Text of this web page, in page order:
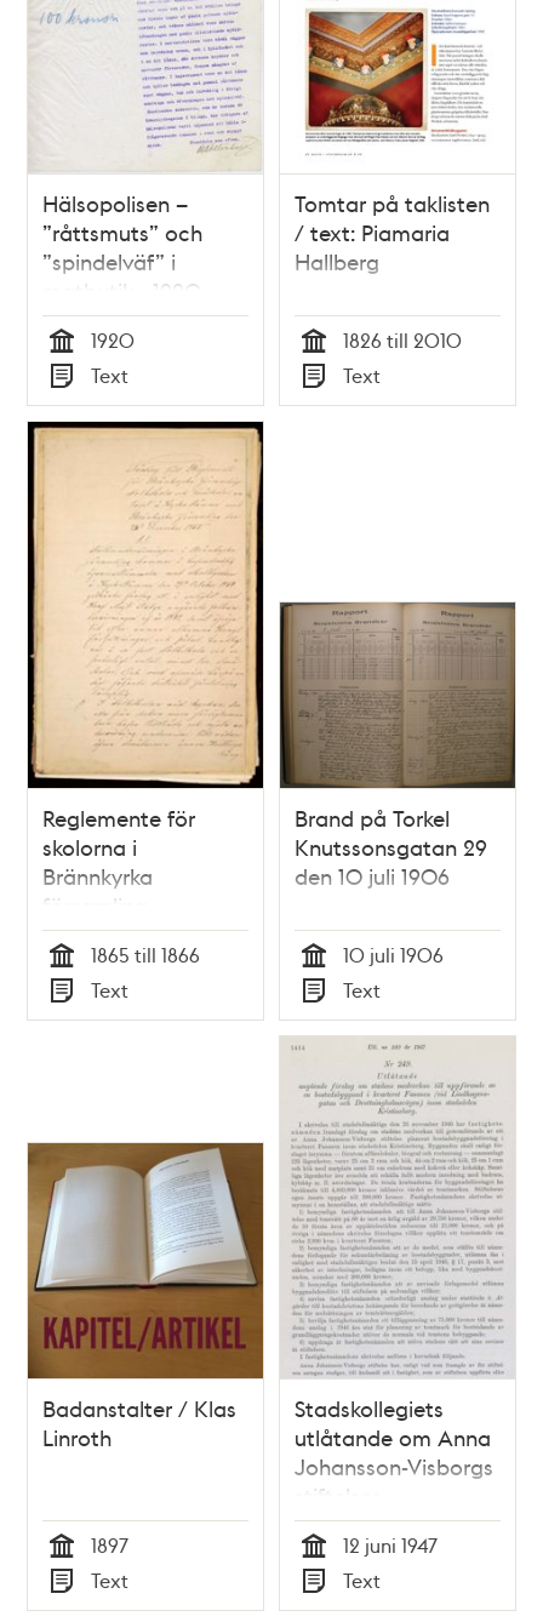
Hälsopolisen –
”råttsmuts” och
”spindelväf” i
matbutik - 1920
Tid
1920
Typ
Text
Tomtar på taklisten
/ text: Piamaria
Hallberg
Tid
1826 till 2010
Typ
Text
Reglemente för
skolorna i
Brännkyrka
församling
(nuvarande
söderförort),
fastställda 1866
Tid
1865 till 1866
Typ
Text
Brand på Torkel
Knutssonsgatan 29
den 10 juli 1906
Tid
10 juli 1906
Typ
Text
Badanstalter / Klas
Linroth
Tid
1897
Typ
Text
Stadskollegiets
utlåtande om Anna
Johansson-Visborgs
stiftelses
bostadshus i
Kristineberg 1947
Tid
12 juni 1947
Typ
Text